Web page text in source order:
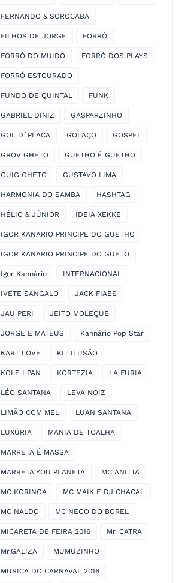
FERNANDO & SOROCABA
FILHOS DE JORGE FORRÓ
FORRÓ DO MUIDO FORRÓ DOS PLAYS
FORRÓ ESTOURADO
FUNDO DE QUINTAL FUNK
GABRIEL DINIZ GASPARZINHO
GOL D´PLACA GOLAÇO GOSPEL
GROV GHETO GUETHO É GUETHO
GUIG GHETO GUSTAVO LIMA
HARMONIA DO SAMBA HASHTAG
HÉLIO & JÚNIOR IDEIA XEKKE
IGOR KANARIO PRINCIPE DO GUETHO
IGOR KANARIO PRINCIPE DO GUETO
Igor Kannário INTERNACIONAL
IVETE SANGALO JACK FIAES
JAU PERI JEITO MOLEQUE
JORGE E MATEUS Kannário Pop Star
KART LOVE KIT ILUSÃO
KOLE I PAN KORTEZIA LA FURIA
LÉO SANTANA LEVA NOIZ
LIMÃO COM MEL LUAN SANTANA
LUXÚRIA MANIA DE TOALHA
MARRETA É MASSA
MARRETA YOU PLANETA MC ANITTA
MC KORINGA MC MAIK E DJ CHACAL
MC NALDO MC NEGO DO BOREL
MICARETA DE FEIRA 2016 Mr. CATRA
Mr.GALIZA MUMUZINHO
MUSICA DO CARNAVAL 2016